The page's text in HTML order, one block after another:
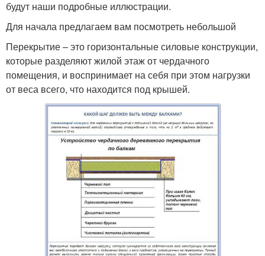
будут наши подробные иллюстрации.
Для начала предлагаем вам посмотреть небольшой
Перекрытие – это горизонтальные силовые конструкции,
которые разделяют жилой этаж от чердачного
помещения, и воспринимает на себя при этом нагрузки
от веса всего, что находится под крышей.